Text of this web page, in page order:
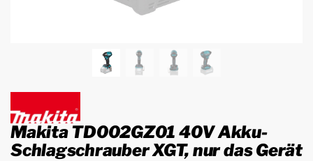
Makita TD002GZ01 40V Akku-
Schlagschrauber XGT, nur das Gerät